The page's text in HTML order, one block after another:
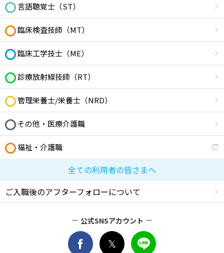
言語聴覚士（ST）
臨床検査技師（MT）
臨床工学技士（ME）
診療放射線技師（RT）
管理栄養士/栄養士（NRD）
その他・医療介護職
福祉・介護職
全ての利用者の皆さまへ
ご入職後のアフターフォローについて
公式SNSアカウント